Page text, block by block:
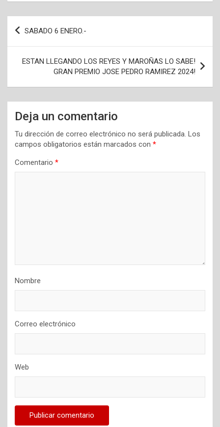
Navegación
SABADO 6 ENERO.-
ESTAN LLEGANDO LOS REYES Y MAROÑAS LO SABE!
GRAN PREMIO JOSE PEDRO RAMIREZ 2024!
Deja un comentario
Tu dirección de correo electrónico no será publicada. Los
campos obligatorios están marcados con *
Comentario *
Nombre
Correo electrónico
Web